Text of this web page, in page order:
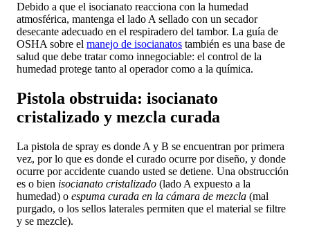
Debido a que el isocianato reacciona con la humedad
atmosférica, mantenga el lado A sellado con un secador
desecante adecuado en el respiradero del tambor. La guía de
OSHA sobre el manejo de isocianatos también es una base de
salud que debe tratar como innegociable: el control de la
humedad protege tanto al operador como a la química.
Pistola obstruida: isocianato
cristalizado y mezcla curada
La pistola de spray es donde A y B se encuentran por primera
vez, por lo que es donde el curado ocurre por diseño, y donde
ocurre por accidente cuando usted se detiene. Una obstrucción
es o bien isocianato cristalizado (lado A expuesto a la
humedad) o espuma curada en la cámara de mezcla (mal
purgado, o los sellos laterales permiten que el material se filtre
y se mezcle).